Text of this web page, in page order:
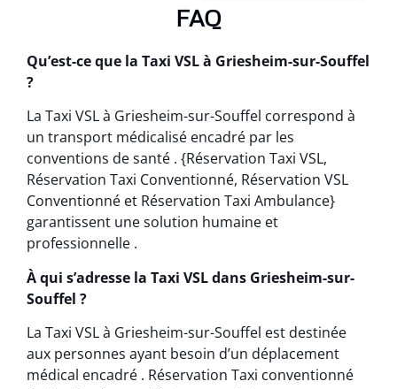
FAQ
Qu’est-ce que la Taxi VSL à Griesheim-sur-Souffel
?
La Taxi VSL à Griesheim-sur-Souffel correspond à
un transport médicalisé encadré par les
conventions de santé . {Réservation Taxi VSL,
Réservation Taxi Conventionné, Réservation VSL
Conventionné et Réservation Taxi Ambulance}
garantissent une solution humaine et
professionnelle .
À qui s’adresse la Taxi VSL dans Griesheim-sur-
Souffel ?
La Taxi VSL à Griesheim-sur-Souffel est destinée
aux personnes ayant besoin d’un déplacement
médical encadré . Réservation Taxi conventionné